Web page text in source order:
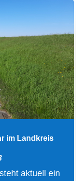
im Landkreis
aktuell ein